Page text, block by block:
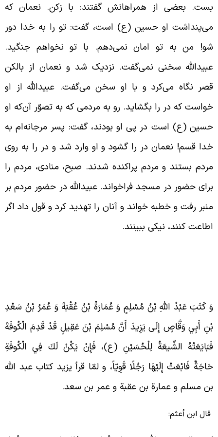
بعضی از همراهانش گفتند: با زکن. نعمان که
او حسین (ع) است، گفت: تو را به خدا دور
من به تو امان نمی‌دهم. با تو نخواهم جنگید.
سخنی نمی‌گفت. نزدیک شد و نعمان از بالکن
نگاه می‌کرد و با او سخن می‌گفت. عبیدالله از او
که در را بگشاید. رو به مردمی که به تصوّر آن‌که او
(ع) است در پی او بودند، گفت: پسر مرجانه‌ام به
قسم! نعمان در را گشود و او وارد شد و در را به روی
بستند و مردم پراکنده شدند. صبح، منادی، مردم را
حضور در مسجد فراخواند. عبیدالله در حضور مردم بر
رفت و خطبه خواند و آنان را تهدید کرد و قول داد اگر
کنند، نیکی ببینند.
كَتَبَ عَبْدُ اللَّهِ‏ بْنُ‏ مُسْلِمٍ‏ وَ عُمَارَةُ بْنُ‏ عُقْبَةَ وَ عُمَرُ بْنُ‏ سَعْدِ
أَبِي‏ وَقَّاصٍ‏ إِلَى يَزِيدَ أَنَّ مُسْلِمَ بْنَ عَقِيلٍ قَدْ قَدِمَ الْكُوفَةَ
الشِّيعَةُ لِلْحُسَيْنِ‏ (ع)، فَإِنْ يَكُنْ لَكَ فِي الْكُوفَةِ
فَابْعَثْ إِلَيْهَا رَجُلًا قَوِيّاً، و لمّا قرأ یزید کتاب عبد الله
مسلم و عمارة بن عقبة و عمر بن سعد.
ابن أعثم: